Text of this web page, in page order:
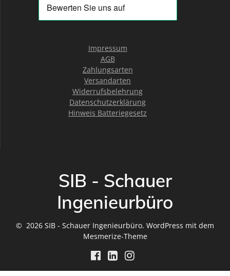
Impressum
AGB
Zahlungsarten
Versandarten
Widerrufsbelehrung
Datenschutzerklärung
Hinweis Batteriegesetz
SIB - Schauer
Ingenieurbüro
© 2026 SIB - Schauer Ingenieurbüro. WordPress mit dem
Mesmerize-Theme